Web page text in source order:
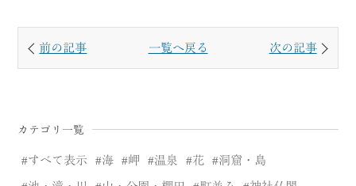
前の記事 一覧へ戻る 次の記事
カテゴリ一覧
すべて表示 海 岬 温泉 花 洞窟・島